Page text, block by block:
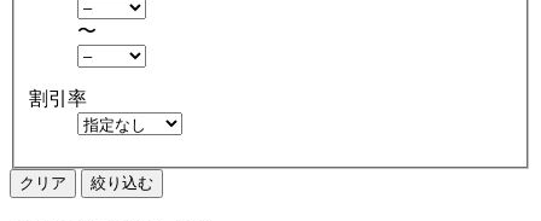
〜
割引率
クリア 絞り込む